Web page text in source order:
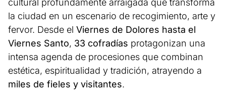
cultural profundamente arraigada que transforma
la ciudad en un escenario de recogimiento, arte y
fervor. Desde el Viernes de Dolores hasta el
Viernes Santo, 33 cofradías protagonizan una
intensa agenda de procesiones que combinan
estética, espiritualidad y tradición, atrayendo a
miles de fieles y visitantes.